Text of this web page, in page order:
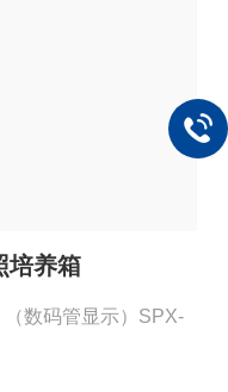
培养箱
数码管显示）SPX-